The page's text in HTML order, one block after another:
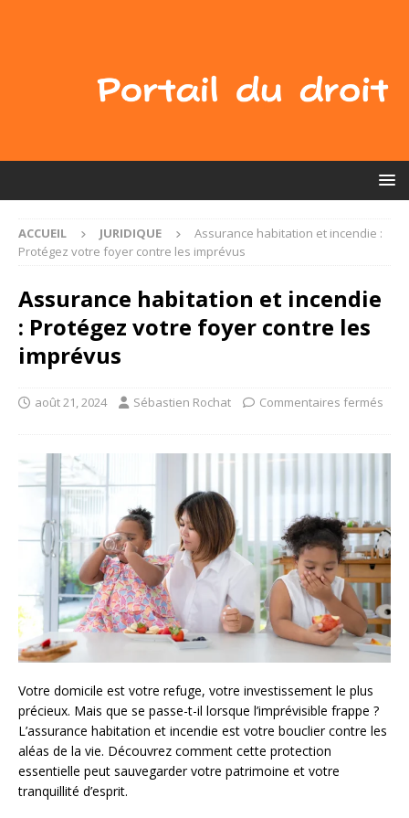
ACCUEIL JURIDIQUE
Assurance habitation et incendie :
Protégez votre foyer contre les imprévus
Assurance habitation et incendie
: Protégez votre foyer contre les
imprévus
août 21, 2024 Sébastien Rochat Commentaires fermés
Votre domicile est votre refuge, votre investissement le plus
précieux. Mais que se passe-t-il lorsque l’imprévisible frappe ?
L’assurance habitation et incendie est votre bouclier contre les
aléas de la vie. Découvrez comment cette protection
essentielle peut sauvegarder votre patrimoine et votre
tranquillité d’esprit.